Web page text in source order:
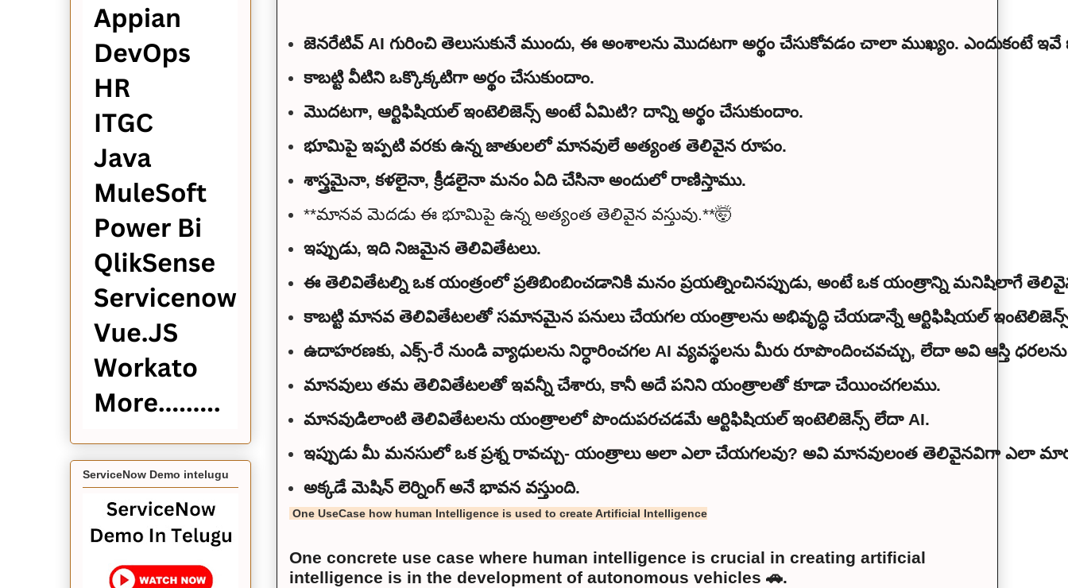
జెనరేటివ్ AI గురించి తెలుసుకునే ముందు, ఈ అంశాలను మొదటగా అర్థం చేసుకోవడం చాలా ముఖ్యం. ఎందుకంటే
కాబట్టి వీటిని ఒక్కొక్కటిగా అర్థం చేసుకుందాం.
మొదటగా, ఆర్టిఫిషియల్ ఇంటెలిజెన్స్ అంటే ఏమిటి? దాన్ని అర్థం చేసుకుందాం.
భూమిపై ఇప్పటి వరకు ఉన్న జాతులలో మానవులే అత్యంత తెలివైన రూపం.
శాస్త్రమైనా, కళలైనా, క్రీడలైనా మనం ఏది చేసినా అందులో రాణిస్తాము.
**మానవ మెదడు ఈ భూమిపై ఉన్న అత్యంత తెలివైన వస్తువు.**🤯
ఇప్పుడు, ఇది నిజమైన తెలివితేటలు.
కాబట్టి మానవ తెలివితేటలతో సమానమైన పనులు చేయగల యంత్రాలను అభివృద్ధి చేయడాన్నే ఆర్టిఫిషియల్
ఉదాహరణకు, ఎక్స్-రే నుండి వ్యాధులను నిర్ధారించగల AI వ్యవస్థలను మీరు రూపొందించవచ్చు, లేదా అవి ఆస్తి
మానవులు తమ తెలివితేటలతో ఇవన్నీ చేశారు, కానీ అదే పనిని యంత్రాలతో కూడా చేయించగలము.
మానవుడిలాంటి తెలివితేటలను యంత్రాలలో పొందుపరచడమే ఆర్టిఫిషియల్ ఇంటెలిజెన్స్ లేదా AI.
ఇప్పుడు మీ మనసులో ఒక ప్రశ్న రావచ్చు- యంత్రాలు అలా ఎలా చేయగలవు? అవి మానవులంత తెలివైనవిగా ఎలా
అక్కడే మెషిన్ లెర్నింగ్ అనే భావన వస్తుంది.
One UseCase how human Intelligence is used to create Artificial Intelligence
One concrete use case where human intelligence is crucial in creating artificial
intelligence is in the development of autonomous vehicles 🚗.
ServiceNow Demo intelugu